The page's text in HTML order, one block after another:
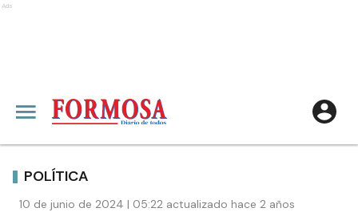
Ads
POLÍTICA
10 de junio de 2024 | 05:22 actualizado hace 2 años